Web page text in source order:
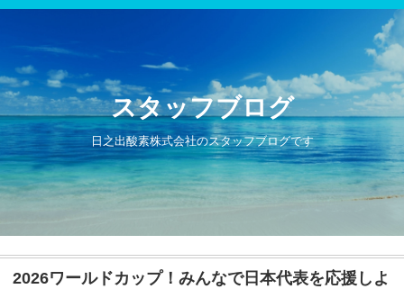
スタッフブログ
日之出酸素株式会社のスタッフブログです
2026ワールドカップ！みんなで日本代表を応援しよ